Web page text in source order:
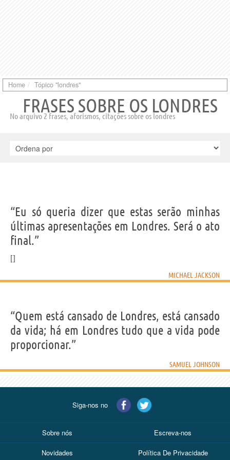
Home Tópico "londres"
FRASES SOBRE OS LONDRES
No arquivo 2 frases, aforismos, citações sobre os londres
“Eu só queria dizer que estas serão minhas
últimas apresentações em Londres. Será o ato
final.”
MICHAEL JACKSON
“Quem está cansado de Londres, está cansado
da vida; há em Londres tudo que a vida pode
proporcionar.”
SAMUEL JOHNSON
Siga-nos no
Sobre nós Escreva-nos
Novidades Política De Privacidade